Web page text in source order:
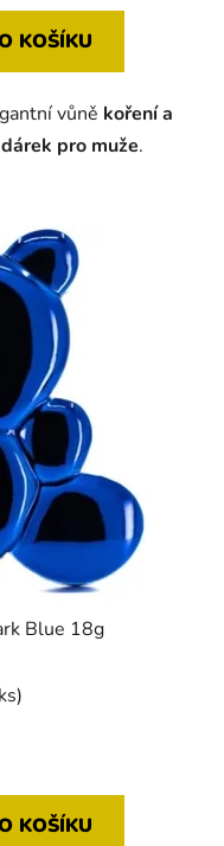
KOŠÍKU
vůně koření a
pro muže.
Blue 18g
KOŠÍKU